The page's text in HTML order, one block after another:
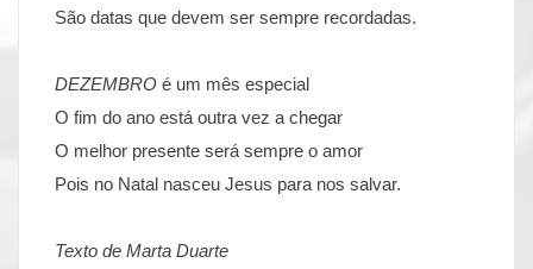
São datas que devem ser sempre recordadas.
DEZEMBRO é um mês especial
O fim do ano está outra vez a chegar
O melhor presente será sempre o amor
Pois no Natal nasceu Jesus para nos salvar.
Texto de Marta Duarte